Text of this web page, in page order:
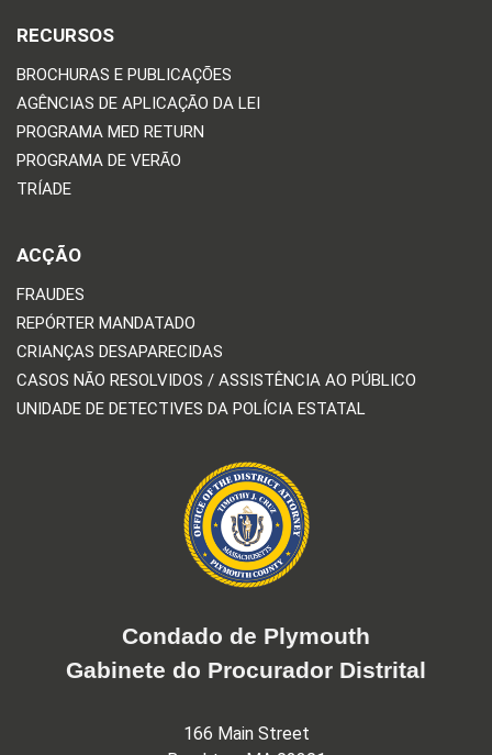
RECURSOS
BROCHURAS E PUBLICAÇÕES
AGÊNCIAS DE APLICAÇÃO DA LEI
PROGRAMA MED RETURN
PROGRAMA DE VERÃO
TRÍADE
ACÇÃO
FRAUDES
REPÓRTER MANDATADO
CRIANÇAS DESAPARECIDAS
CASOS NÃO RESOLVIDOS / ASSISTÊNCIA AO PÚBLICO
UNIDADE DE DETECTIVES DA POLÍCIA ESTATAL
Condado de Plymouth
Gabinete do Procurador Distrital
166 Main Street